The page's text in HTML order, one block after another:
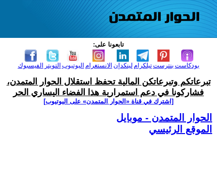
تابعونا على:
الفيسبوك التويتر اليوتيوب الانستغرام لينكدإن تيلكرامبنترست بودكاست
تبرعاتكم وتبرعاتكن المالية تحفظ استقلال الحوار المتمدن،
فشاركونا في دعم استمرارية هذا الفضاء اليساري الحر
[اشترك في قناة ‫«الحوار المتمدن» على اليوتيوب]
الحوار المتمدن - موبايل
الموقع الرئيسي